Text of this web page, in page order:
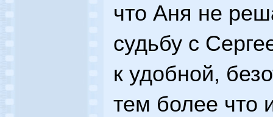
что Аня не
судьбу с
к удобной,
тем более что